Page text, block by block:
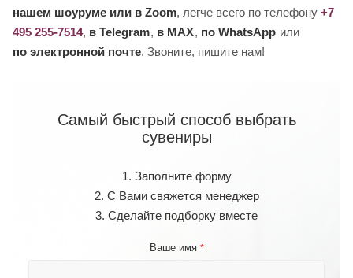
нашем шоуруме или в Zoom, легче всего по телефону +7
495 255-7514, в Telegram, в MAX, по WhatsApp или
по электронной почте. Звоните, пишите нам!
Самый быстрый способ выбрать
сувениры
1. Заполните форму
2. С Вами свяжется менеджер
3. Сделайте подборку вместе
Ваше имя *